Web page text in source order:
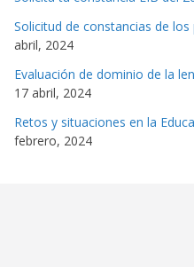
Solicitud de constancias de
abril, 2024
Evaluación de dominio de la
17 abril, 2024
Retos y situaciones en la
febrero, 2024